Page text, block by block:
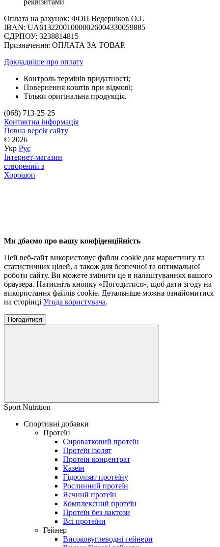
реквізитами
Оплата на рахунок: ФОП Ведерніков О.Г.
IBAN: UA613220010000026004330059885
ЄДРПОУ: 3238814815
Призначення: ОПЛАТА ЗА ТОВАР.
Докладніше про оплату
Контроль термінів придатності;
Повернення коштів при відмові;
Тільки оригінальна продукція.
(068) 713-25-25
Контактна інформація
Повна версія сайту
© 2026
Укр Рус
Інтернет-магазин
створений з
Хорошоп
Ми дбаємо про вашу конфіденційність
Цей веб-сайт використовує файли cookie для маркетингу та
статистичних цілей, а також для безпечної та оптимальної
роботи сайту. Ви можете змінити це в налаштуваннях вашого
браузера. Натисніть кнопку «Погодитися», щоб дати згоду на
використання файлів cookie. Детальніше можна ознайомитися
на сторінці Угода користувача.
Погодитися
Sport Nutrition
Спортивні добавки
Протеїн
Сироватковий протеїн
Протеїн ізолят
Протеїн концентрат
Казеїн
Гідролізат протеїну
Рослинний протеїн
Яєчний протеїн
Комплексний протеїн
Протеїн без лактози
Всі протеїни
Гейнер
Високовуглеводні гейнери